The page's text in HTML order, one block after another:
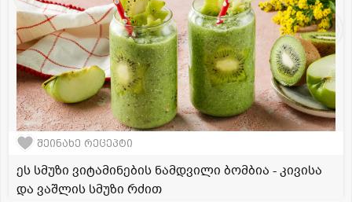
შეინახე რეცეპტი
ეს სმუზი ვიტამინების ნამდვილი ბომბია - კივისა
და ვაშლის სმუზი რძით